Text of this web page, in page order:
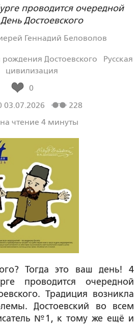
проводится очередной
Достоевского
Геннадий Беловолов
рождения Достоевского
Русская
цивилизация
0
03.07.2026
228
чтение 4 минуты
Тогда это ваш день! 4
проводится очередной
Традиция возникла
Достоевский во всем
№1, к тому же ещё и